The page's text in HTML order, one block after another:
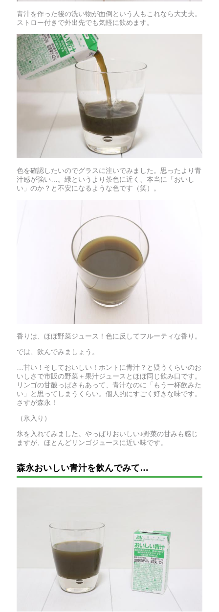
青汁を作った後の洗い物が面倒という人もこれなら大丈夫。
ストロー付きで外出先でも気軽に飲めます。
色を確認したいのでグラスに注いでみました。思ったより青
汁感が強い…。緑というより茶色に近く、本当に「おいし
い」のか？と不安になるような色です（笑）。
香りは、ほぼ野菜ジュース！色に反してフルーティな香り。
では、飲んでみましょう。
…甘い！そしておいしい！ホントに青汁？と疑うくらいのお
いしさで市販の野菜＋果汁ジュースとほぼ同じ飲み口です。
リンゴの甘酸っぱさもあって、青汁なのに「もう一杯飲みた
い」と思ってしまうくらい。個人的にすごく好きな味です。
さすが森永！
（氷入り）
氷を入れてみました。やっぱりおいしい♪野菜の甘みも感じ
ますが、ほとんどリンゴジュースに近い味です。
森永おいしい青汁を飲んでみて…